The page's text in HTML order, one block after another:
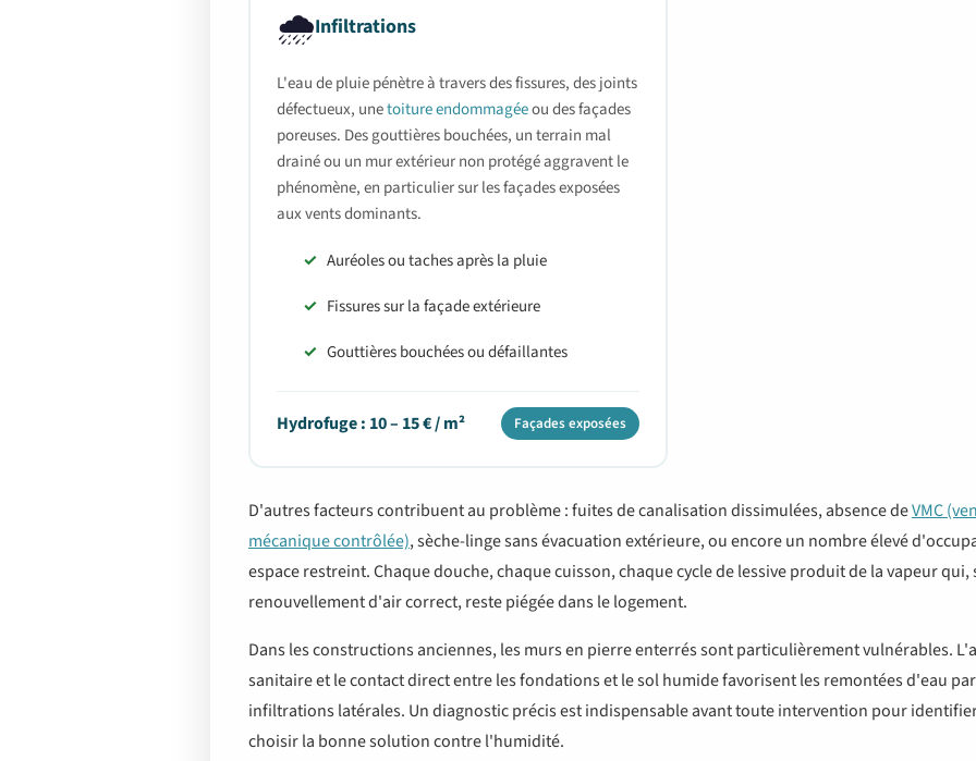
🌧️Infiltrations
L'eau de pluie pénètre à travers des fissures, des joints
défectueux, unetoiture endommagéeou des façades
poreuses. Des gouttières bouchées, un terrain mal
drainé ou un mur extérieur non protégé aggravent le
phénomène, en particulier sur les façades exposées
aux vents dominants.
Auréoles ou taches après la pluie
Fissures sur la façade extérieure
Gouttières bouchées ou défaillantes
Hydrofuge : 10 – 15 € / m² Façades exposées
D'autres facteurs contribuent au problème : fuites de canalisation dissimulées, absence deVMC
mécanique contrôlée), sèche-linge sans évacuation extérieure, ou encore un nombre élevé
espace restreint. Chaque douche, chaque cuisson, chaque cycle de lessive produit de la vapeur qui,
renouvellement d'air correct, reste piégée dans le logement.
Dans les constructions anciennes, les murs en pierre enterrés sont particulièrement vulnérables.
sanitaire et le contact direct entre les fondations et le sol humide favorisent les remontées d'eau
infiltrations latérales. Un diagnostic précis est indispensable avant toute intervention pour
choisir la bonne solution contre l'humidité.